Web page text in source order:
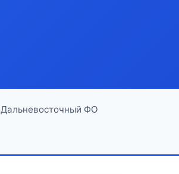
Дальневосточный ФО